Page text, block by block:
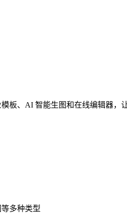
板、AI 智能生图和在线编辑器，
多种类型